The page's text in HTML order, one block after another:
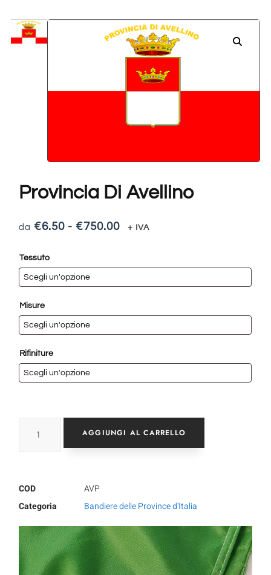
Provincia Di Avellino
€6.50 - €750.00 + IVA
Tessuto
Misure
Rifiniture
AGGIUNGI AL CARRELLO
COD
AVP
Categoria
Bandiere delle Province d'Italia